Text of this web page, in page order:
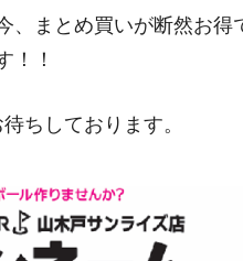
、まとめ買いが断然お得
！！
ちしております。